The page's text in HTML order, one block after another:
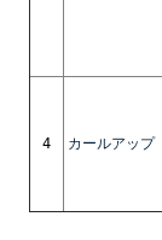
4 カールアップ